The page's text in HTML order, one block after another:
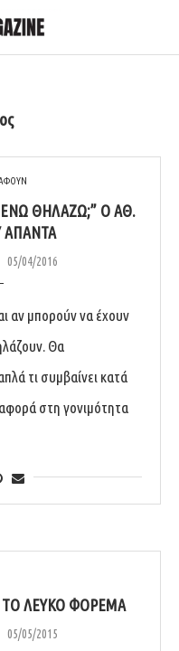
ΘΗΛΆΖΩ;” Ο ΑΘ.
ΑΠΑΝΤΆ
05/04/2016
αν μπορούν να έχουν
Θα
τι συμβαίνει κατά
στη γονιμότητα
ΤΟ ΛΕΥΚΌ ΦΌΡΕΜΑ
05/05/2015